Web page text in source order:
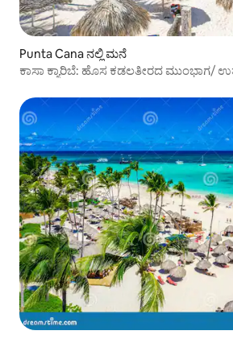
Punta Cana ನಲ್ಲಿ ಮನೆ
ಕಾಸಾ ಕ್ಯಾರಿಬೆ: ಹೊಸ ಕಡಲತೀರದ ಮುಂಭಾಗ/